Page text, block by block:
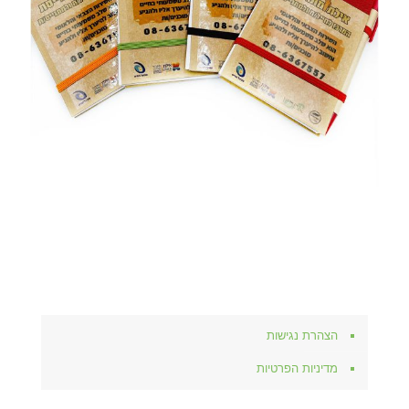
הצהרת נגישות
מדיניות הפרטיות